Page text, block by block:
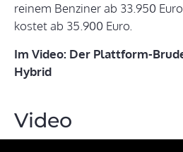
reinem Benziner ab 33.950
kostet ab 35.900 Euro.
Im Video: Der Plattform-
Hybrid
Video